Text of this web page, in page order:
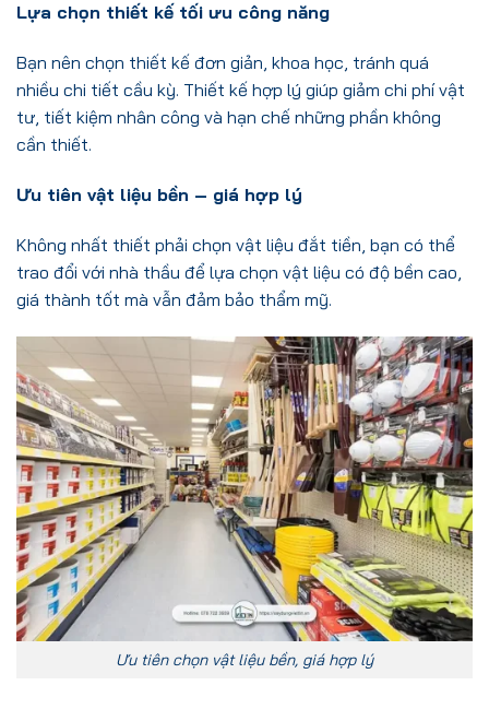
Lựa chọn thiết kế tối ưu công năng
Bạn nên chọn thiết kế đơn giản, khoa học, tránh quá
nhiều chi tiết cầu kỳ. Thiết kế hợp lý giúp giảm chi phí vật
tư, tiết kiệm nhân công và hạn chế những phần không
cần thiết.
Ưu tiên vật liệu bền – giá hợp lý
Không nhất thiết phải chọn vật liệu đắt tiền, bạn có thể
trao đổi với nhà thầu để lựa chọn vật liệu có độ bền cao,
giá thành tốt mà vẫn đảm bảo thẩm mỹ.
Ưu tiên chọn vật liệu bền, giá hợp lý